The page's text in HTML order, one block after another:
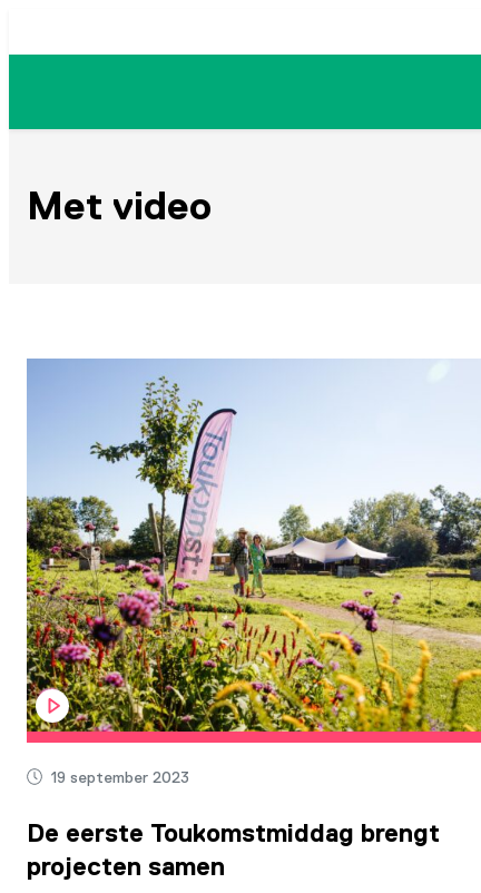
naar
inhoud
Met video
19 september 2023
De eerste Toukomstmiddag brengt
projecten samen